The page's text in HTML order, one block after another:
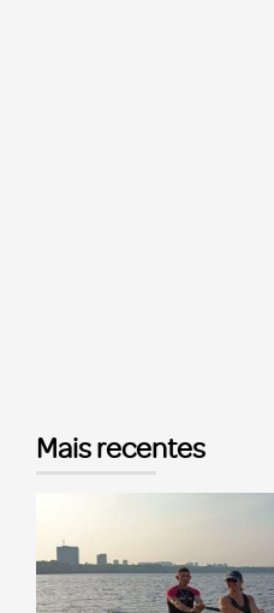
Mais recentes